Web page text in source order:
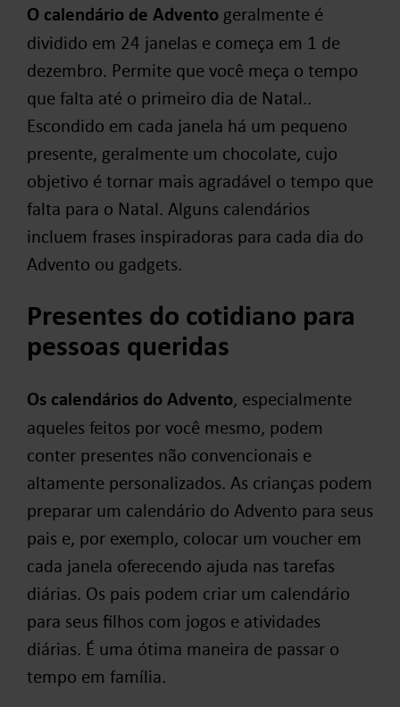
O calendário de Advento geralmente é
dividido em 24 janelas e começa em 1 de
dezembro. Permite que você meça o tempo
que falta até o primeiro dia de Natal..
Escondido em cada janela há um pequeno
presente, geralmente um chocolate, cujo
objetivo é tornar mais agradável o tempo que
falta para o Natal. Alguns calendários
incluem frases inspiradoras para cada dia do
Advento ou gadgets.
Presentes do cotidiano para
pessoas queridas
Os calendários do Advento, especialmente
aqueles feitos por você mesmo, podem
conter presentes não convencionais e
altamente personalizados. As crianças podem
preparar um calendário do Advento para seus
pais e, por exemplo, colocar um voucher em
cada janela oferecendo ajuda nas tarefas
diárias. Os pais podem criar um calendário
para seus filhos com jogos e atividades
diárias. É uma ótima maneira de passar o
tempo em família.